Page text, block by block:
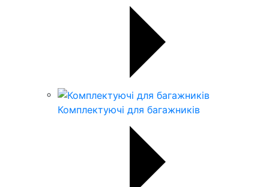
Комплектуючі для багажників